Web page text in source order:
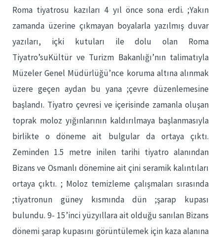
Roma tiyatrosu kazıları 4 yıl önce sona erdi. ;Yakın
zamanda üzerine çıkmayan boyalarla yazılmış duvar
yazıları, içki kutuları ile dolu olan Roma
Tiyatro’suKültür ve Turizm Bakanlığı’nın talimatıyla
Müzeler Genel Müdürlüğü’nce koruma altına alınmak
üzere geçen aydan bu yana ;çevre düzenlemesine
başlandı. Tiyatro çevresi ve içerisinde zamanla oluşan
toprak moloz yığınlarının kaldırılmaya başlanmasıyla
birlikte o döneme ait bulgular da ortaya çıktı.
Zeminden 1.5 metre inilen tarihi tiyatro alanından
Bizans ve Osmanlı dönemine ait çini seramik kalıntıları
ortaya çıktı. ; Moloz temizleme çalışmaları sırasında
;tiyatronun güney kısmında dün ;şarap kupası
bulundu. 9- 15’inci yüzyıllara ait olduğu sanılan Bizans
dönemi şarap kupasını görüntülemek için kaza alanına